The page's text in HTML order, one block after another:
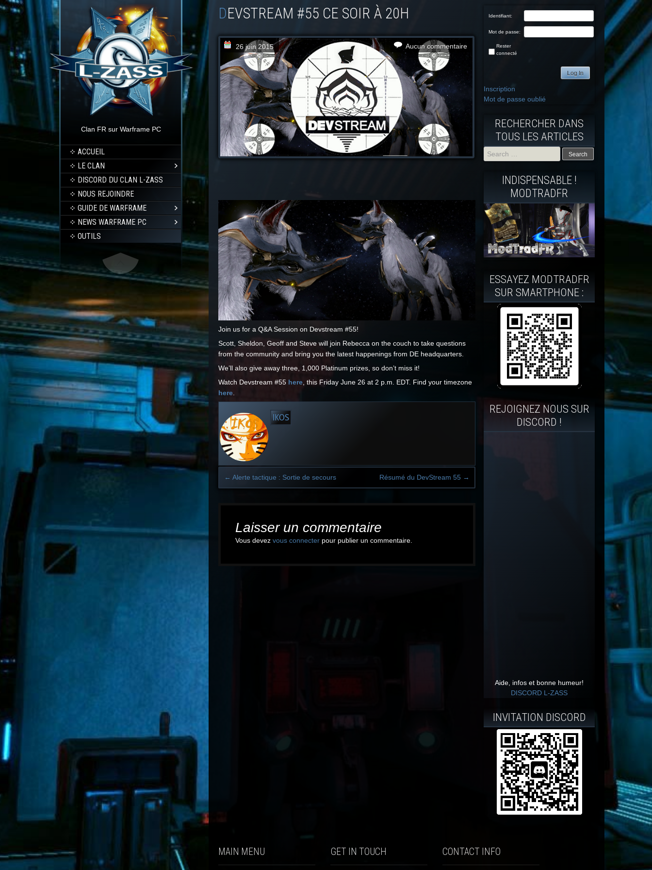
Clan FR sur Warframe PC
ACCUEIL
LE CLAN
DISCORD DU CLAN L-ZASS
NOUS REJOINDRE
GUIDE DE WARFRAME
NEWS WARFRAME PC
OUTILS
DEVSTREAM #55 CE SOIR À 20H
26 juin 2015 Aucun commentaire
Join us for a Q&A Session on Devstream #55!
Scott, Sheldon, Geoff and Steve will join Rebecca on the couch to take questions
from the community and bring you the latest happenings from DE headquarters.
We’ll also give away three, 1,000 Platinum prizes, so don’t miss it!
Watch Devstream #55 here, this Friday June 26 at 2 p.m. EDT. Find your timezone
here.
IKOS
← Alerte tactique : Sortie de secours Résumé du DevStream 55 →
Laisser un commentaire
Vous devez vous connecter pour publier un commentaire.
Identifiant:
Mot de passe:
Rester
connecté
Log In
Inscription
Mot de passe oublié
RECHERCHER DANS
TOUS LES ARTICLES
Search
for:
INDISPENSABLE !
MODTRADFR
ESSAYEZ MODTRADFR
SUR SMARTPHONE :
REJOIGNEZ NOUS SUR
DISCORD !
Aide, infos et bonne humeur!
DISCORD L-ZASS
INVITATION DISCORD
MAIN MENU GET IN TOUCH CONTACT INFO